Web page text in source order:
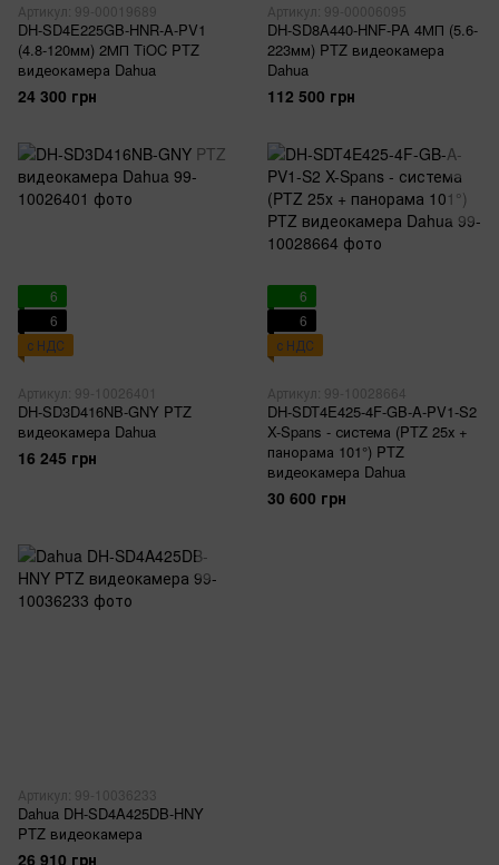
Артикул: 99-00019689
DH-SD4E225GB-HNR-A-PV1
(4.8-120мм) 2МП TiOC PTZ
видеокамера Dahua
24 300 грн
Артикул: 99-00006095
DH-SD8A440-HNF-PA 4МП (5.6-
223мм) PTZ видеокамера
Dahua
112 500 грн
6
6
с НДС
Артикул: 99-10026401
DH-SD3D416NB-GNY PTZ
видеокамера Dahua
16 245 грн
6
6
с НДС
Артикул: 99-10028664
DH-SDT4E425-4F-GB-A-PV1-S2
X-Spans - система (PTZ 25х +
панорама 101°) PTZ
видеокамера Dahua
30 600 грн
Артикул: 99-10036233
Dahua DH-SD4A425DB-HNY
PTZ видеокамера
26 910 грн